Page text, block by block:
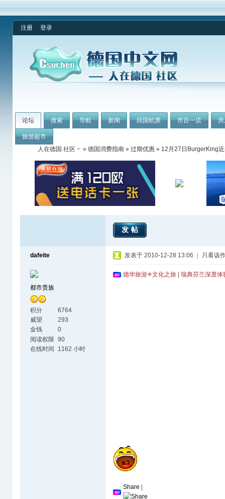
注册 登录
论坛 搜索 导航 新闻 回国机票 市百一店
旅游超市
人在德国 社区
» 德国消费指南 » 过期优惠 » 12月27日BurgerKing
发帖
dafeite
都市贵族
积分
6764
威望
293
金钱
0
阅读权限 90
在线时间
1162 小时
发表于 2010-12-28 13:06 只看该
德华旅游✳文化之旅 | 瑞典芬兰深度
Share